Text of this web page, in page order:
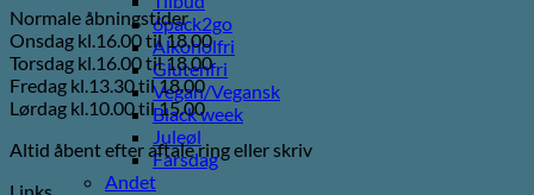
6pack2go
Alkoholfri
Glutenfri
Vegan/Vegansk
Black week
Juleøl
Farsdag
Andet
Normale åbningstider
Onsdag kl.16.00 til 18.00
Torsdag kl.16.00 til 18.00
Fredag kl.13.30 til 18.00
Lørdag kl.10.00 til 15.00
Altid åbent efter aftale ring eller skriv